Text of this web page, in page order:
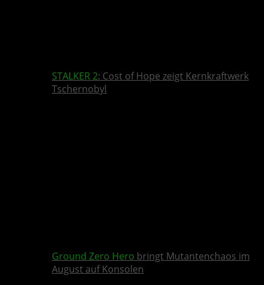
STALKER 2: Cost of Hope zeigt Kernkraftwerk
Tschernobyl
Ground Zero Hero bringt Mutantenchaos im
August auf Konsolen